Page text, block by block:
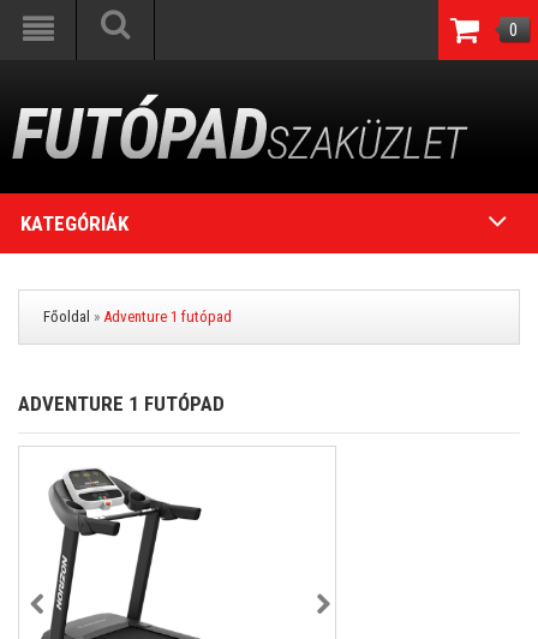
0
KATEGÓRIÁK
Főoldal » Adventure 1 futópad
ADVENTURE 1 FUTÓPAD